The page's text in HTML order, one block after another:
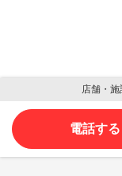
店舗・
電話する